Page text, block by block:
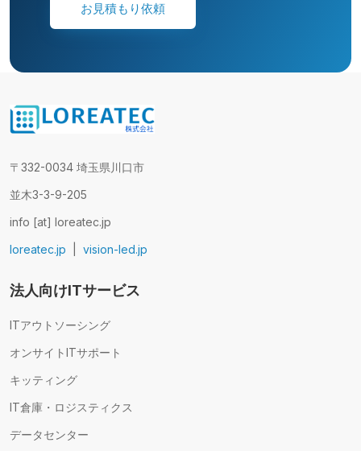
お見積もり依頼
〒332-0034 埼玉県川口市
並木3-3-9-205
info [at] loreatec.jp
loreatec.jp
vision-led.jp
法人向けITサービス
ITアウトソーシング
オンサイトITサポート
キッティング
IT倉庫・ロジスティクス
データセンター